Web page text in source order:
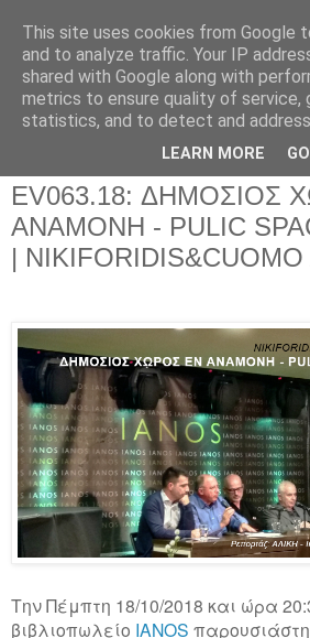
EV063.18: ΔΗΜΟΣΙΟΣ
ΑΝΑΜΟΝΗ - PULIC
|
Την Πέμπτη 18/10/2018 και ώρα
βιβλιοπωλείο IANOS
This site uses cookies from Google
and to analyze traffic. Your IP
shared with Google along with
metrics to ensure quality of service,
statistics, and to detect and
LEARN MORE